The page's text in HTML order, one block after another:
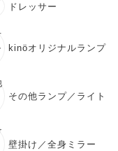
ドレッサー
kinöオリジナルランプ
その他ランプ／ライト
壁掛け／全身ミラー